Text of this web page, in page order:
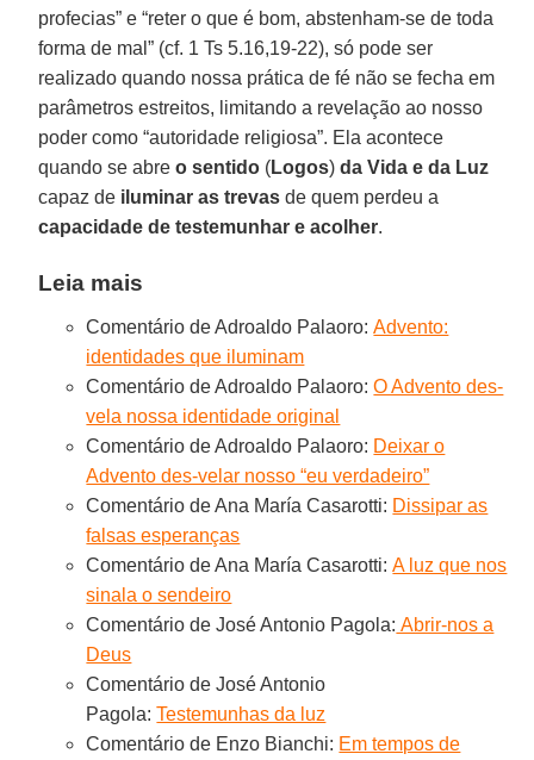
profecias” e “reter o que é bom, abstenham-se de toda
forma de mal” (cf. 1 Ts 5.16,19-22), só pode ser
realizado quando nossa prática de fé não se fecha em
parâmetros estreitos, limitando a revelação ao nosso
poder como “autoridade religiosa”. Ela acontece
quando se abreo sentido (Logos) da Vida e da Luz
capaz de iluminar as trevas de quem perdeu a
capacidade de testemunhar e acolher.
Leia mais
Comentário de Adroaldo Palaoro:Advento:
identidades que iluminam
Comentário de Adroaldo Palaoro:O Advento des-
vela nossa identidade original
Comentário de Adroaldo Palaoro: Deixar o
Advento des-velar nosso “eu verdadeiro”
Comentário de Ana María Casarotti: Dissipar as
falsas esperanças
Comentário de Ana María Casarotti:A luz que nos
sinala o sendeiro
Comentário de José Antonio Pagola: Abrir-nos a
Deus
Comentário de José Antonio
Pagola:Testemunhas da luz
Comentário de Enzo Bianchi: Em tempos de